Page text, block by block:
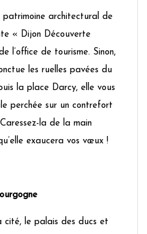
patrimoine architectural de
« Dijon Découverte
l’office de tourisme. Sinon,
les ruelles pavées du
la place Darcy, elle vous
perchée sur un contrefort
la de la main
exaucera vos vœux !
cité, le palais des ducs et